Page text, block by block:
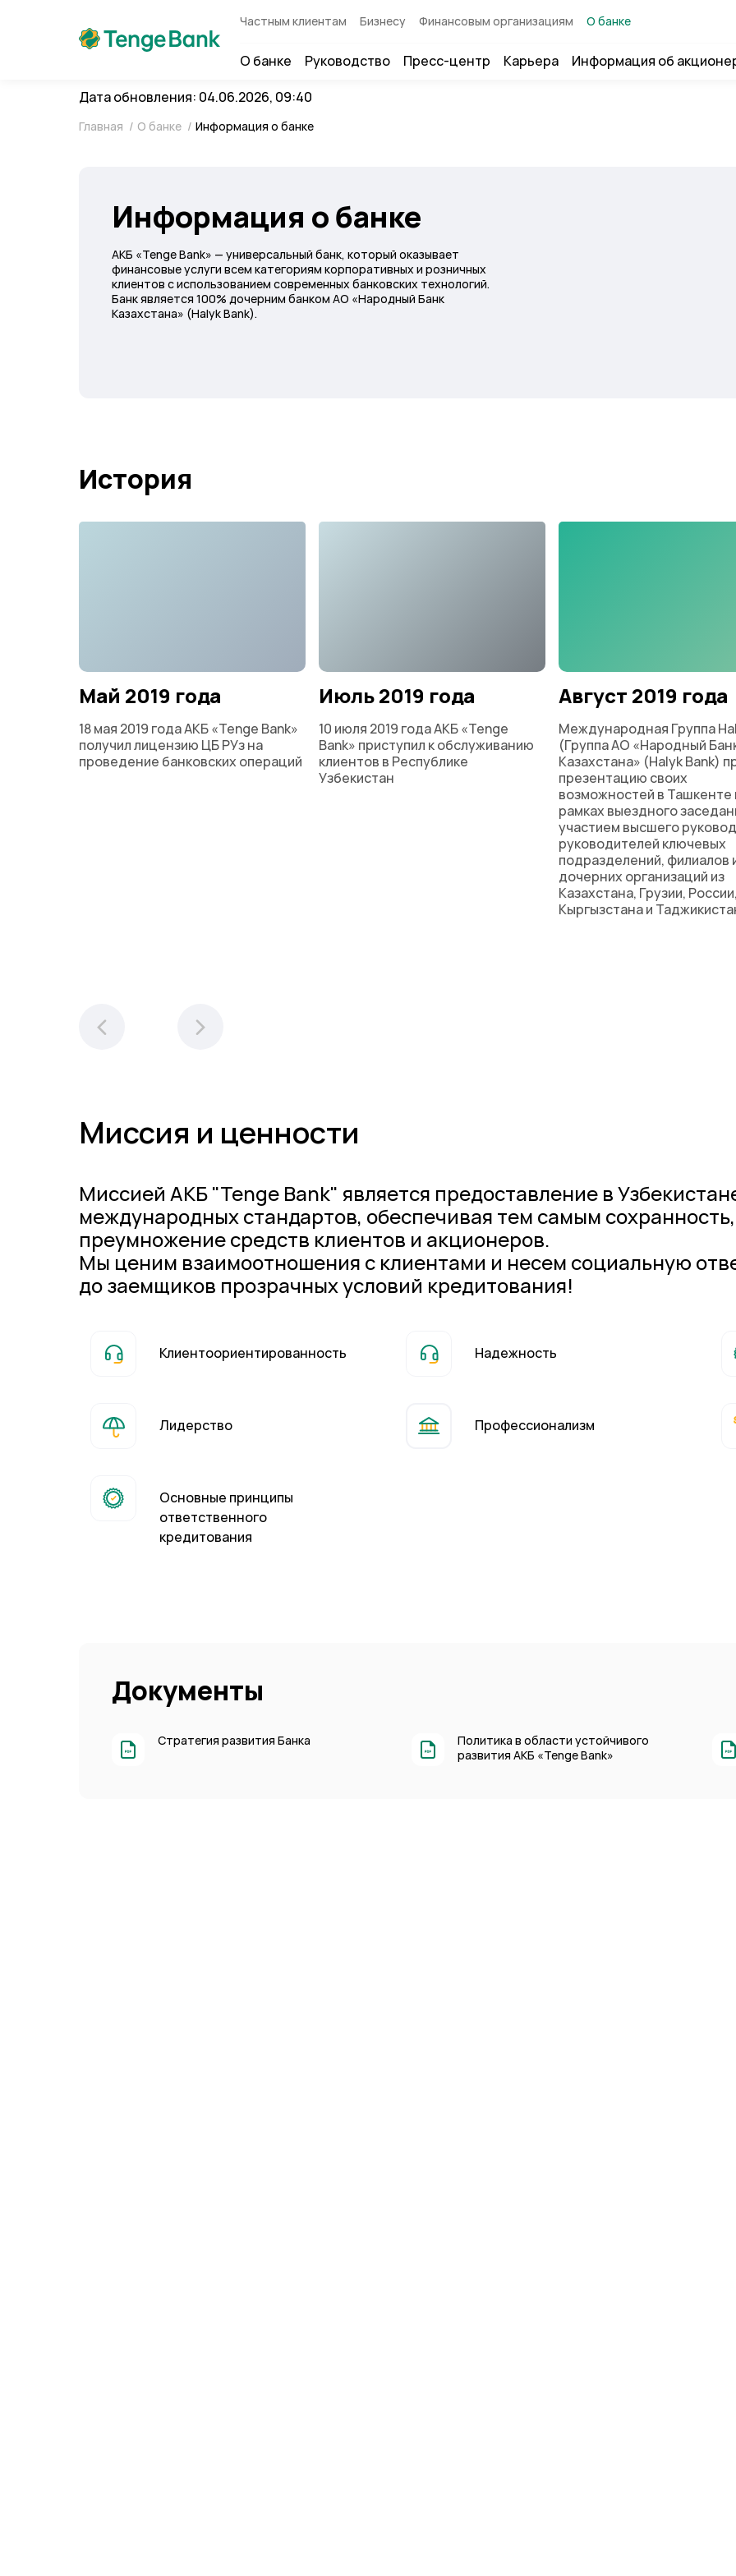
Частным клиентам Бизнесу Финансовым организациям О банке
О банке Руководство Пресс-центр Карьера Информация об
Дата обновления: 04.06.2026, 09:40
Главная / О банке / Информация о банке
Информация о банке
АКБ «Tenge Bank» — универсальный банк, который оказывает
финансовые услуги всем категориям корпоративных и розничных
клиентов с использованием современных банковских технологий.
Банк является 100% дочерним банком АО «Народный Банк
Казахстана» (Halyk Bank).
История
Май 2019 года
18 мая 2019 года АКБ «Tenge Bank»
получил лицензию ЦБ РУз на
проведение банковских операций
Июль 2019 года
10 июля 2019 года АКБ «Tenge
Bank» приступил к обслуживанию
клиентов в Республике
Узбекистан
Август 2019 года
Международная Группа
(Группа АО «Народный
Казахстана» (Halyk Bank)
презентацию своих
возможностей в Ташкенте
рамках выездного
участием высшего
руководителей ключевых
подразделений, филиалов
дочерних организаций из
Казахстана, Грузии, России,
Кыргызстана и
Миссия и ценности
Миссией АКБ "Tenge Bank" является предоставление в
международных стандартов, обеспечивая тем самым
преумножение средств клиентов и акционеров.
Мы ценим взаимоотношения с клиентами и несем социальную
до заемщиков прозрачных условий кредитования!
Клиентоориентированность Надежность
Лидерство Профессионализм
Основные принципы
ответственного
кредитования
Документы
Стратегия развития Банка
Политика в области устойчивого
развития АКБ «Tenge Bank»